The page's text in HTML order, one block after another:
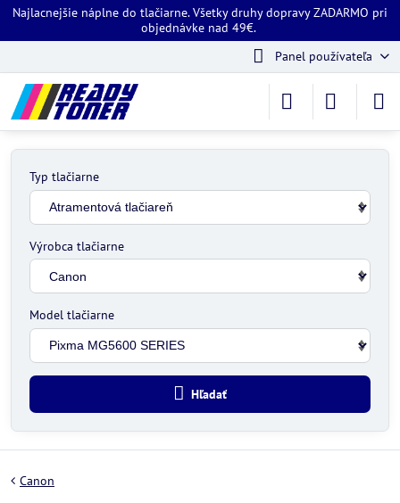
Najlacnejšie náplne do tlačiarne. Všetky druhy dopravy ZADARMO pri
objednávke nad 49€.
Panel používateľa
Typ tlačiarne
Výrobca tlačiarne
Model tlačiarne
Hľadať
Canon